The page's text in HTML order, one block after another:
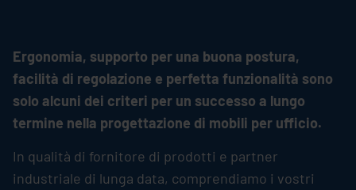
Ergonomia, supporto per una buona postura,
facilità di regolazione e perfetta funzionalità sono
solo alcuni dei criteri per un successo a lungo
termine nella progettazione di mobili per ufficio.
In qualità di fornitore di prodotti e partner
industriale di lunga data, comprendiamo i vostri